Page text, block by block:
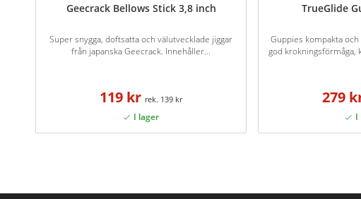
Geecrack Bellows Stick 3,8 inch
Super snygga, doftsatta och välutvecklade jiggar
från japanska Geecrack. Innehåller...
119 kr 139 kr
TrueGlide
Guppies kompakta
god krokningsförmåga,
279